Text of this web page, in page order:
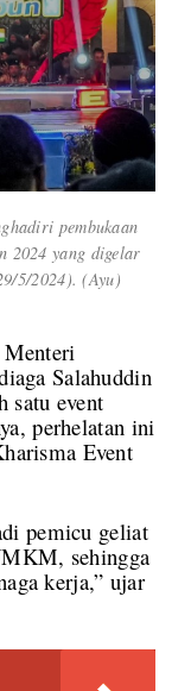
pembukaan
2024 yang digelar
5/2024). (Ayu)
Salahuddin
satu event
perhelatan ini
Event
pemicu geliat
sehingga
kerja,” ujar